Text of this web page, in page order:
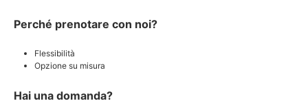
Perché prenotare con noi?
Flessibilità
Opzione su misura
Hai una domanda?